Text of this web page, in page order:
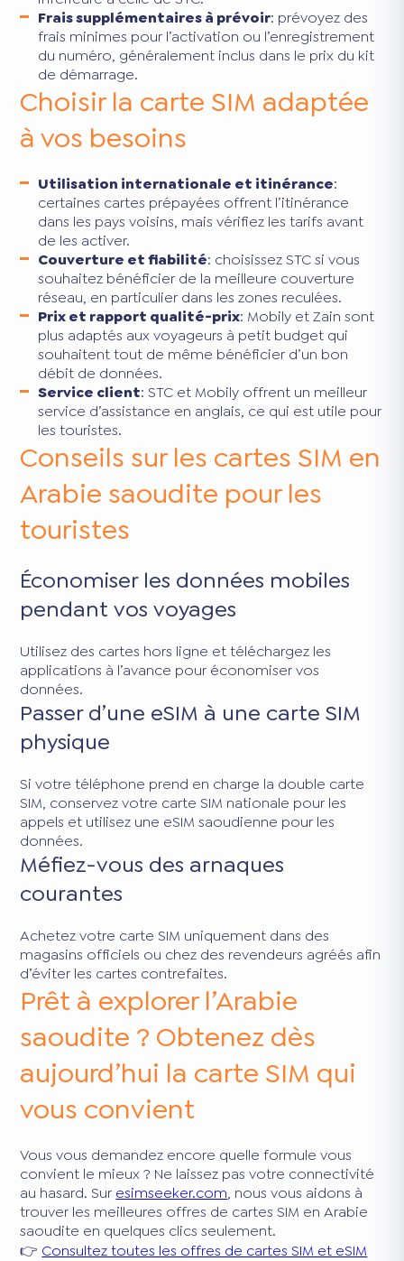
Frais supplémentaires à prévoir: prévoyez des
frais minimes pour l’activation ou l’enregistrement
du numéro, généralement inclus dans le prix du kit
de démarrage.
Choisir la carte SIM adaptée
à vos besoins
Utilisation internationale et itinérance:
certaines cartes prépayées offrent l’itinérance
dans les pays voisins, mais vérifiez les tarifs avant
de les activer.
Couverture et fiabilité: choisissez STC si vous
souhaitez bénéficier de la meilleure couverture
réseau, en particulier dans les zones reculées.
Prix et rapport qualité-prix: Mobily et Zain sont
plus adaptés aux voyageurs à petit budget qui
souhaitent tout de même bénéficier d’un bon
débit de données.
Service client: STC et Mobily offrent un meilleur
service d’assistance en anglais, ce qui est utile pour
les touristes.
Conseils sur les cartes SIM en
Arabie saoudite pour les
touristes
Économiser les données mobiles
pendant vos voyages
Utilisez des cartes hors ligne et téléchargez les
applications à l’avance pour économiser vos
données.
Passer d’une eSIM à une carte SIM
physique
Si votre téléphone prend en charge la double carte
SIM, conservez votre carte SIM nationale pour les
appels et utilisez une eSIM saoudienne pour les
données.
Méfiez-vous des arnaques
courantes
Achetez votre carte SIM uniquement dans des
magasins officiels ou chez des revendeurs agréés afin
d’éviter les cartes contrefaites.
Prêt à explorer l’Arabie
saoudite ? Obtenez dès
aujourd’hui la carte SIM qui
vous convient
Vous vous demandez encore quelle formule vous
convient le mieux ? Ne laissez pas votre connectivité
au hasard. Sur esimseeker.com, nous vous aidons à
trouver les meilleures offres de cartes SIM en Arabie
saoudite en quelques clics seulement.
👉 Consultez toutes les offres de cartes SIM et eSIM